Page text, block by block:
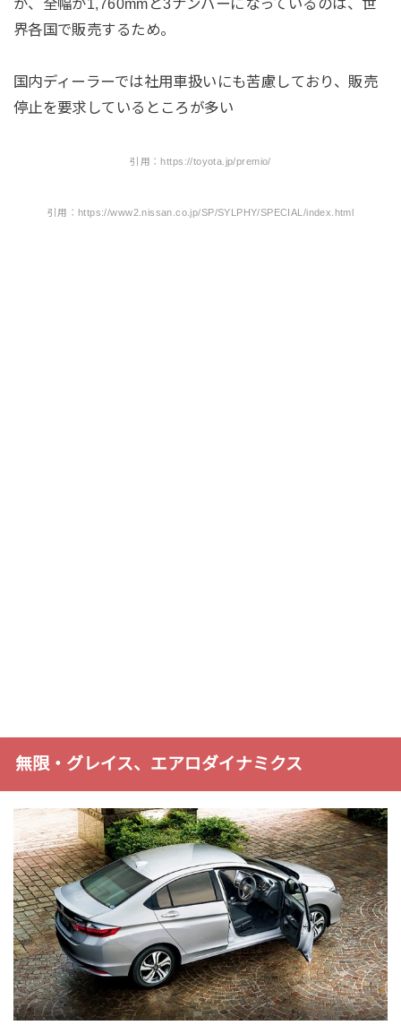
が、全幅が1,760mmと3ナンバーになっているのは、世
界各国で販売するため。
国内ディーラーでは社用車扱いにも苦慮しており、販売
停止を要求しているところが多い
引用：https://toyota.jp/premio/
引用：https://www2.nissan.co.jp/SP/SYLPHY/SPECIAL/index.html
無限・グレイス、エアロダイナミクス